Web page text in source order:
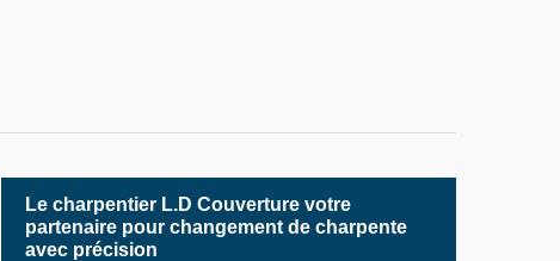
Le charpentier L.D Couverture votre
partenaire pour changement de charpente
avec précision